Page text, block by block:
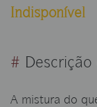
Indisponível
#
A mistura do